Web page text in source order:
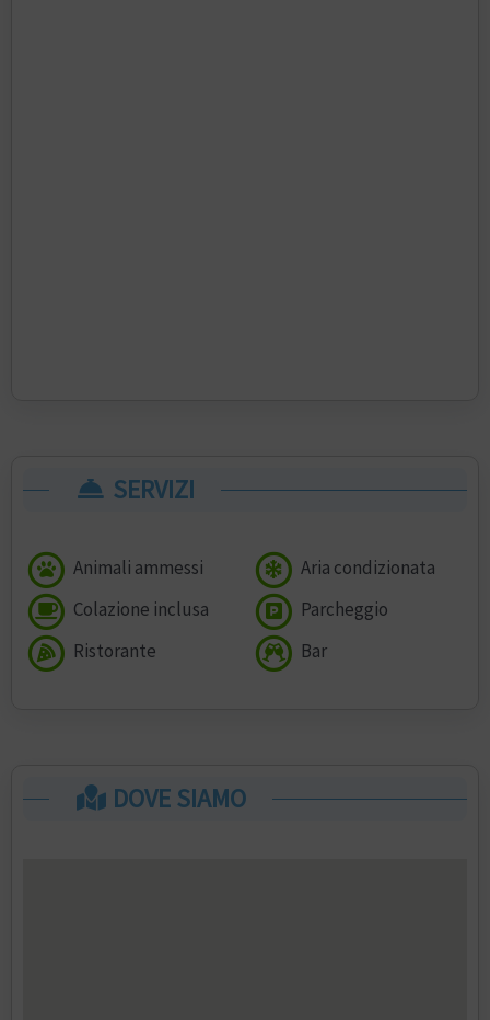
SERVIZI
Animali ammessi
Aria condizionata
Colazione inclusa
Parcheggio
Ristorante
Bar
DOVE SIAMO